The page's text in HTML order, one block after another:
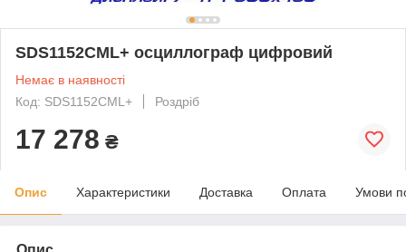
SDS1152CML+ осциллограф цифровий
Немає в наявності
Код: SDS1152CML+
Роздріб
17 278 ₴
Опис Характеристики Доставка Оплата Умови